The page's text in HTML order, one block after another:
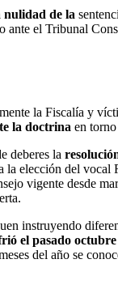
nulidad de la
ante el Tribunal
la Fiscalía y
la doctrina en torno
deberes la
elección del
vigente desde
instruyendo
el pasado
del año se